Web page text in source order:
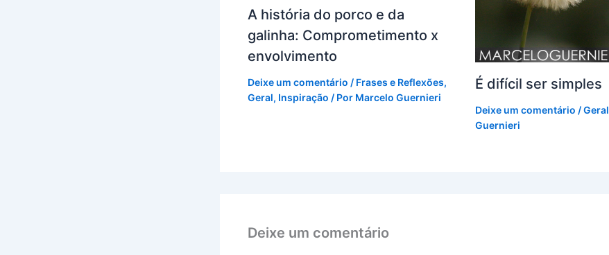
A história do porco e da
galinha: Comprometimento x
envolvimento
Deixe um comentário / Frases e Reflexões,
Geral, Inspiração / Por Marcelo Guernieri
É difícil ser simples
Deixe um comentário /Geral
Guernieri
Deixe um comentário